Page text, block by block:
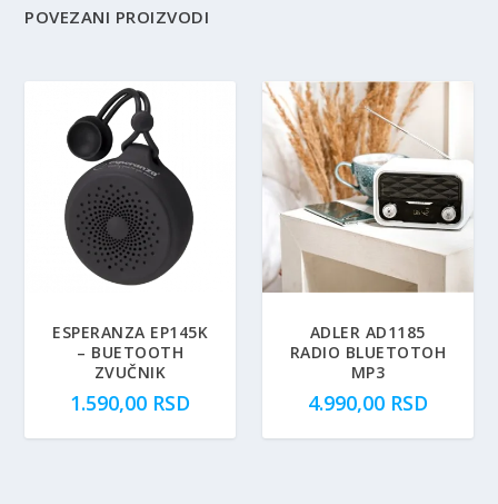
POVEZANI PROIZVODI
ESPERANZA EP145K
– BUETOOTH
ZVUČNIK
1.590,00 RSD
ADLER AD1185
RADIO BLUETOTOH
MP3
4.990,00 RSD